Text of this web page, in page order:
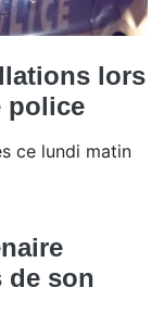
lors
police
ce lundi matin
de son